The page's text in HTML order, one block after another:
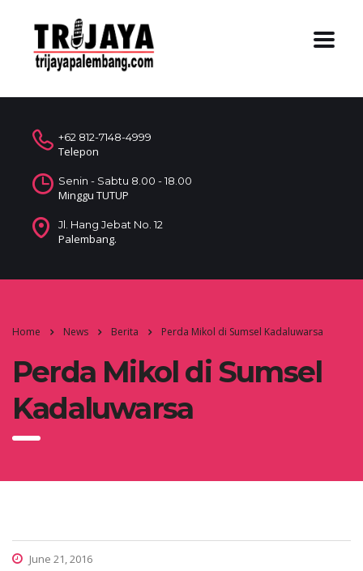
+62 812-7148-4999
Telepon
Senin - Sabtu 8.00 - 18.00
Minggu TUTUP
Jl. Hang Jebat No. 12
Palembang.
Home News Berita Perda Mikol di Sumsel Kadaluwarsa
Perda Mikol di Sumsel
Kadaluwarsa
June 21, 2016